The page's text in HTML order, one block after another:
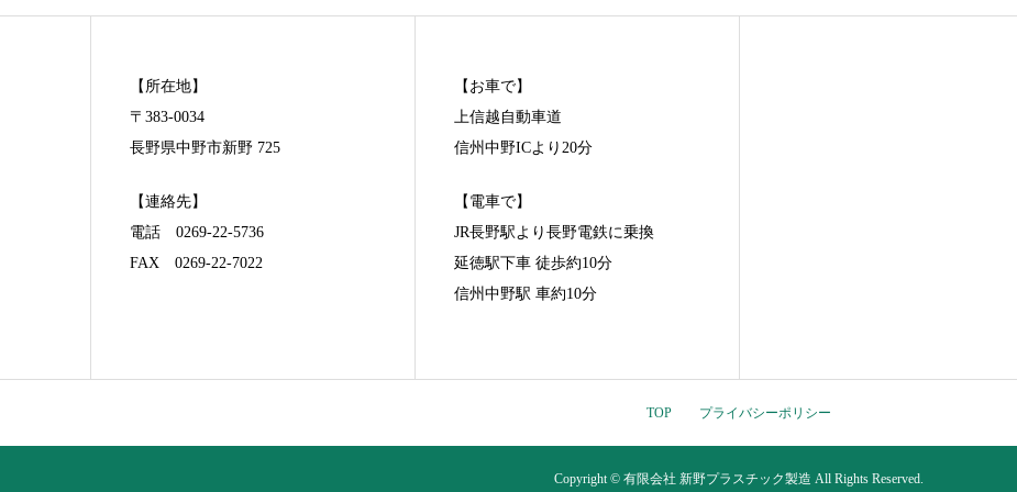
【所在地】
〒383-0034
長野県中野市新野 725
【連絡先】
電話 0269-22-5736
FAX 0269-22-7022
【お車で】
上信越自動車道
信州中野ICより20分
【電車で】
JR長野駅より長野電鉄に乗換
延徳駅下車 徒歩約10分
信州中野駅 車約10分
TOP プライバシーポリシー
Copyright © 有限会社 新野プラスチック製造 All Rights Reserved.